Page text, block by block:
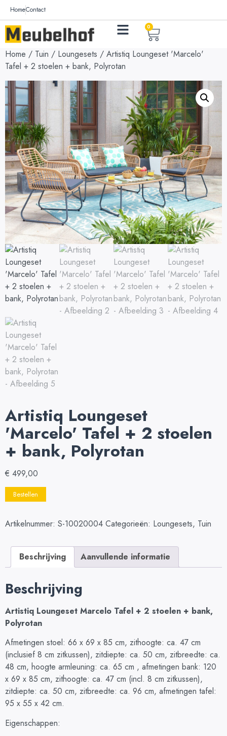
HomeContact
0
Home / Tuin / Loungesets / Artistiq Loungeset 'Marcelo'
Tafel + 2 stoelen + bank, Polyrotan
Artistiq Loungeset
'Marcelo' Tafel + 2 stoelen
+ bank, Polyrotan
€ 499,00
Bestellen
Artikelnummer: S-10020004 Categorieën: Loungesets, Tuin
Beschrijving Aanvullende informatie
Beschrijving
Artistiq Loungeset Marcelo Tafel + 2 stoelen + bank,
Polyrotan
Afmetingen stoel: 66 x 69 x 85 cm, zithoogte: ca. 47 cm
(inclusief 8 cm zitkussen), zitdiepte: ca. 50 cm, zitbreedte: ca.
48 cm, hoogte armleuning: ca. 65 cm , afmetingen bank: 120
x 69 x 85 cm, zithoogte: ca. 47 cm (incl. 8 cm zitkussen),
zitdiepte: ca. 50 cm, zitbreedte: ca. 96 cm, afmetingen tafel:
95 x 55 x 42 cm.
Eigenschappen: